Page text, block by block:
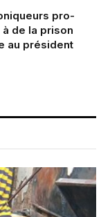
pro-
de la prison
au président